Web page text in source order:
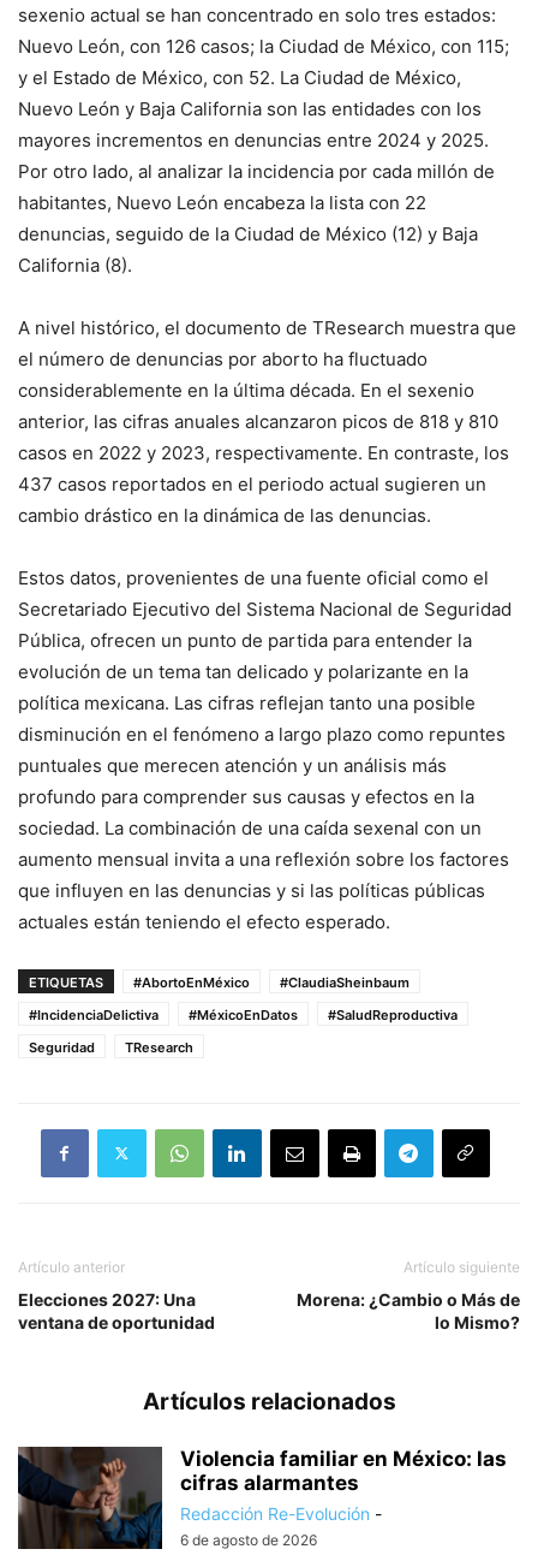
sexenio actual se han concentrado en solo tres estados:
Nuevo León, con 126 casos; la Ciudad de México, con 115;
y el Estado de México, con 52. La Ciudad de México,
Nuevo León y Baja California son las entidades con los
mayores incrementos en denuncias entre 2024 y 2025.
Por otro lado, al analizar la incidencia por cada millón de
habitantes, Nuevo León encabeza la lista con 22
denuncias, seguido de la Ciudad de México (12) y Baja
California (8).
A nivel histórico, el documento de TResearch muestra que
el número de denuncias por aborto ha fluctuado
considerablemente en la última década. En el sexenio
anterior, las cifras anuales alcanzaron picos de 818 y 810
casos en 2022 y 2023, respectivamente. En contraste, los
437 casos reportados en el periodo actual sugieren un
cambio drástico en la dinámica de las denuncias.
Estos datos, provenientes de una fuente oficial como el
Secretariado Ejecutivo del Sistema Nacional de Seguridad
Pública, ofrecen un punto de partida para entender la
evolución de un tema tan delicado y polarizante en la
política mexicana. Las cifras reflejan tanto una posible
disminución en el fenómeno a largo plazo como repuntes
puntuales que merecen atención y un análisis más
profundo para comprender sus causas y efectos en la
sociedad. La combinación de una caída sexenal con un
aumento mensual invita a una reflexión sobre los factores
que influyen en las denuncias y si las políticas públicas
actuales están teniendo el efecto esperado.
ETIQUETAS #AbortoEnMéxico
#ClaudiaSheinbaum
#IncidenciaDelictiva
#MéxicoEnDatos
#SaludReproductiva
Seguridad
TResearch
Artículo anterior
Elecciones 2027: Una
ventana de oportunidad
Artículo siguiente
Morena: ¿Cambio o Más de
lo Mismo?
Artículos relacionados
Violencia familiar en México: las
cifras alarmantes
Redacción Re-Evolución -
6 de agosto de 2026